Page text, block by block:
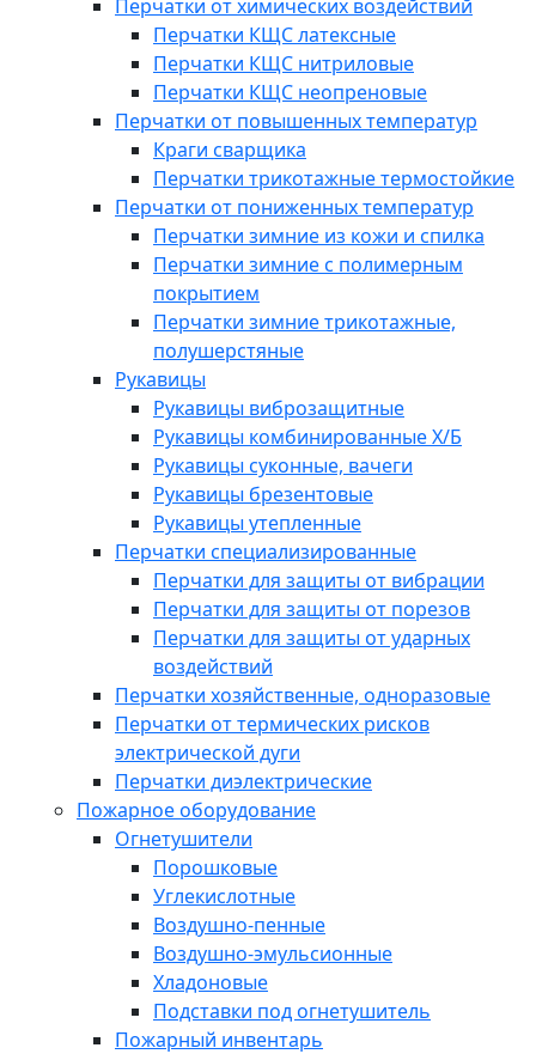
Перчатки от химических воздействий
Перчатки КЩС латексные
Перчатки КЩС нитриловые
Перчатки КЩС неопреновые
Перчатки от повышенных температур
Краги сварщика
Перчатки трикотажные термостойкие
Перчатки от пониженных температур
Перчатки зимние из кожи и спилка
Перчатки зимние с полимерным
покрытием
Перчатки зимние трикотажные,
полушерстяные
Рукавицы
Рукавицы виброзащитные
Рукавицы комбинированные Х/Б
Рукавицы суконные, вачеги
Рукавицы брезентовые
Рукавицы утепленные
Перчатки специализированные
Перчатки для защиты от вибрации
Перчатки для защиты от порезов
Перчатки для защиты от ударных
воздействий
Перчатки хозяйственные, одноразовые
Перчатки от термических рисков
электрической дуги
Перчатки диэлектрические
Пожарное оборудование
Огнетушители
Порошковые
Углекислотные
Воздушно-пенные
Воздушно-эмульсионные
Хладоновые
Подставки под огнетушитель
Пожарный инвентарь